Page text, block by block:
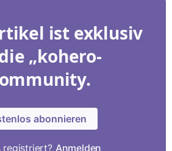
ist exklusiv
„kohero-
abonnieren
registriert? Anmelden